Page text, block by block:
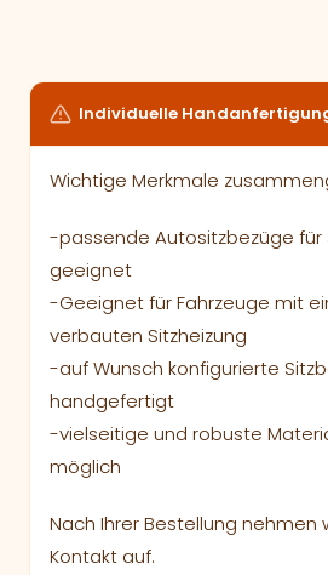
Individuelle
Wichtige Merkmale
-passende Autositzbezüge für
geeignet
-Geeignet für Fahrzeuge mit
verbauten Sitzheizung
-auf Wunsch konfigurierte
handgefertigt
-vielseitige und robuste
möglich
Nach Ihrer Bestellung nehmen
Kontakt auf.